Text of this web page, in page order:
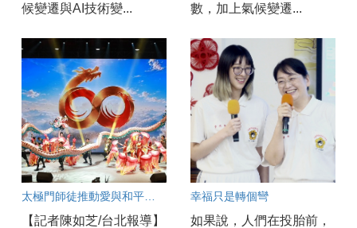
候變遷與AI技術變...
數，加上氣候變遷...
【記者陳如芝/台北報導】
幸福只是轉個彎
如果說，人們在投胎前，